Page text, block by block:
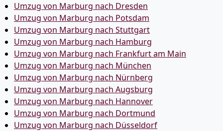
Umzug von Marburg nach Dresden
Umzug von Marburg nach Potsdam
Umzug von Marburg nach Stuttgart
Umzug von Marburg nach Hamburg
Umzug von Marburg nach Frankfurt am Main
Umzug von Marburg nach München
Umzug von Marburg nach Nürnberg
Umzug von Marburg nach Augsburg
Umzug von Marburg nach Hannover
Umzug von Marburg nach Dortmund
Umzug von Marburg nach Düsseldorf